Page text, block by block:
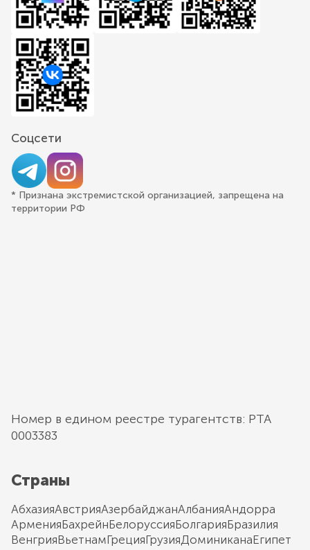
Соцсети
* Признана экстремистской организацией, запрещена на
территории РФ
Номер в едином реестре турагентств: РТА
0003383
Страны
АбхазияАвстрияАзербайджанАлбанияАндорра
АрменияБахрейнБелоруссияБолгарияБразилия
ВенгрияВьетнамГрецияГрузияДоминиканаЕгипет